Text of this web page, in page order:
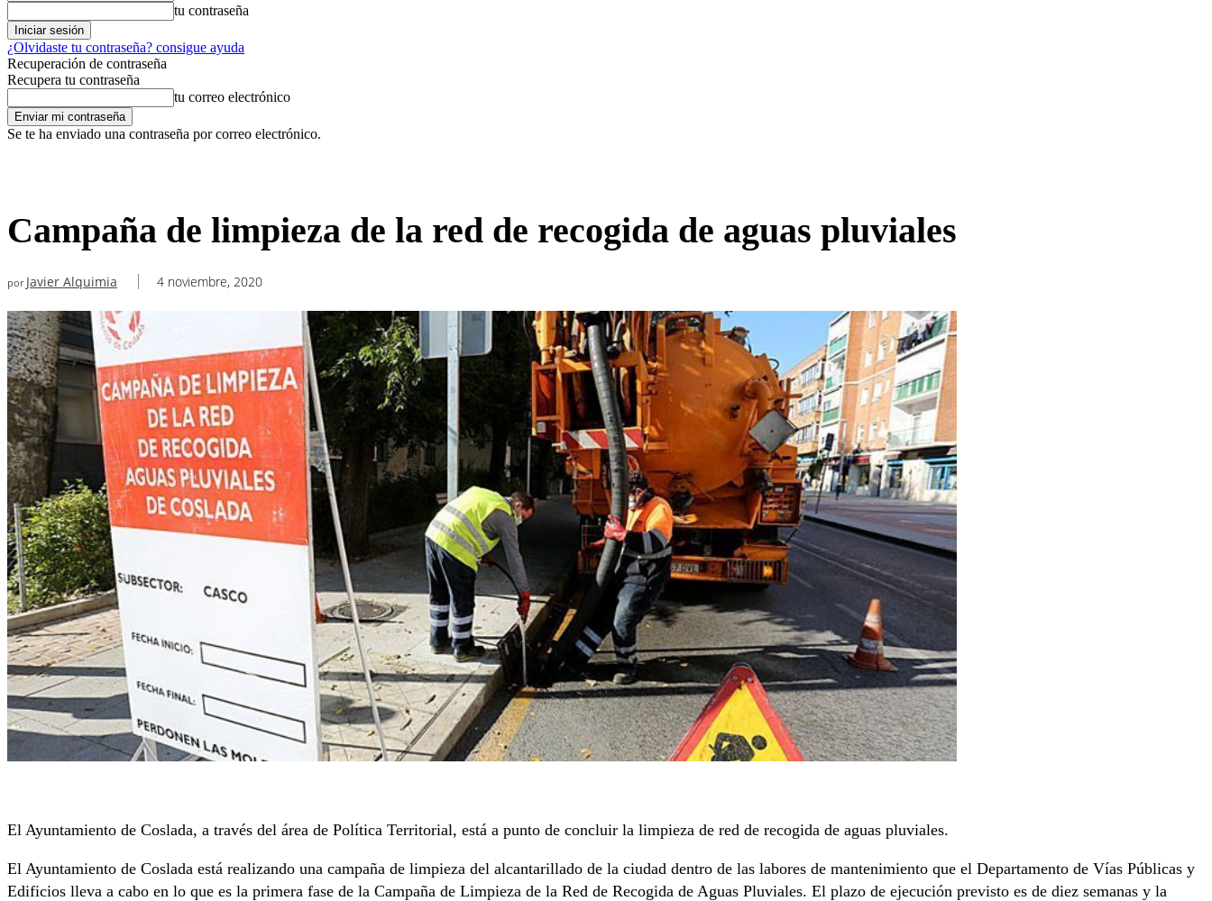
tu contraseña
¿Olvidaste tu contraseña? consigue ayuda
Recuperación de contraseña
Recupera tu contraseña
tu correo electrónico
Se te ha enviado una contraseña por correo electrónico.
Campaña de limpieza de la red de recogida de aguas pluviales
por Javier Alquimia 4 noviembre, 2020
El Ayuntamiento de Coslada, a través del área de Política Territorial, está a punto de concluir la limpieza de red de recogida de aguas pluviales.
El Ayuntamiento de Coslada está realizando una campaña de limpieza del alcantarillado de la ciudad dentro de las labores de mantenimiento que el Departamento de Vías Públicas y
Edificios lleva a cabo en lo que es la primera fase de la Campaña de Limpieza de la Red de Recogida de Aguas Pluviales. El plazo de ejecución previsto es de diez semanas y la